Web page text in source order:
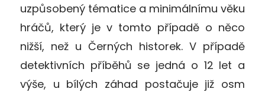
uzpůsobený tématice a minimálnímu věku
hráčů, který je v tomto případě o něco
nižší, než u Černých historek. V případě
detektivních příběhů se jedná o 12 let a
výše, u bílých záhad postačuje již osm